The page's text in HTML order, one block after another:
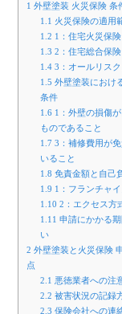
1 外壁塗装 火災保険 条
1.1 火災保険の適用
1.2 1：住宅火災保険
1.3 2：住宅総合保険
1.4 3：オールリス
1.5 外壁塗装におけ
条件
1.6 1：外壁の損傷
ものであること
1.7 3：補修費用が
いること
1.8 免責金額と自己
1.9 1：フランチャ
1.10 2：エクセス方
1.11 申請にかかる
い
2 外壁塗装と火災保険
点
2.1 悪徳業者への注
2.2 被害状況の記録
2.3 保険会社への連